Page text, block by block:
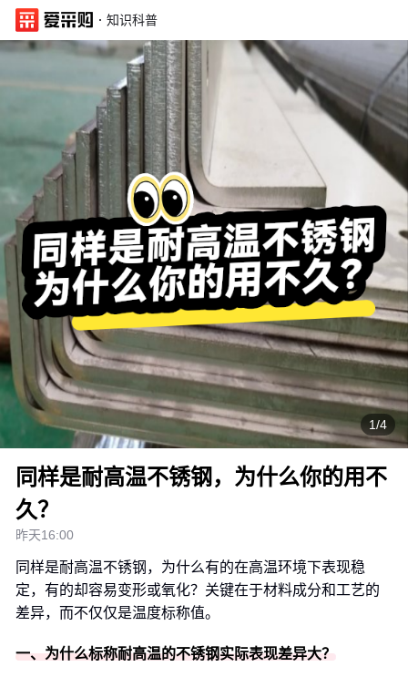
· 知识科普
1/4
同样是耐高温不锈钢，为什么你的用不
久？
昨天16:00
同样是耐高温不锈钢，为什么有的在高温环境下表现稳
定，有的却容易变形或氧化？关键在于材料成分和工艺的
差异，而不仅仅是温度标称值。
一、为什么标称耐高温的不锈钢实际表现差异大？